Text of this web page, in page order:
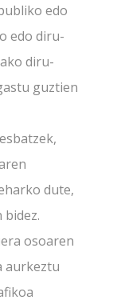
edo
edo diru-
diru-
guztien
dute,
osoaren
aurkeztu